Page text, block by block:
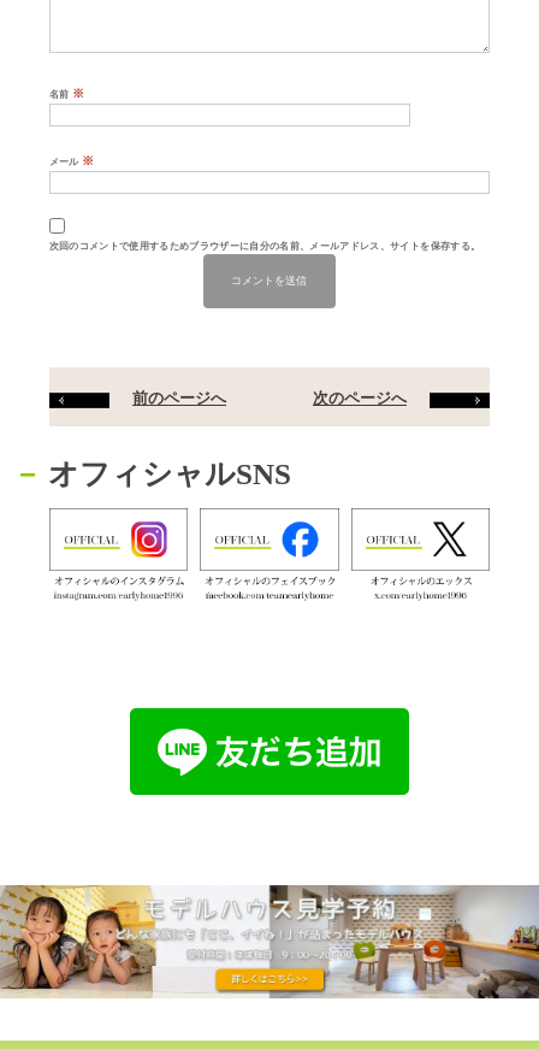
名前 ※
メール ※
次回のコメントで使用するためブラウザーに自分の名前、メールアドレス、サイトを保存する。
次のページへ
前のページへ
オフィシャルSNS